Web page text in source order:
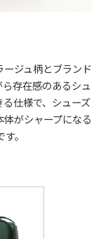
ジュ柄とブランド
存在感のあるシュ
仕様で、シューズ
がシャープになる
。